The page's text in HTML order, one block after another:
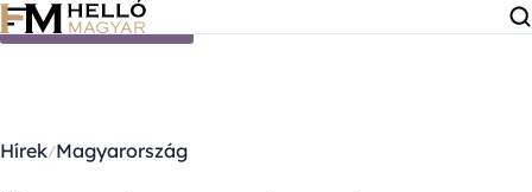
Ugrás a tartalomra
Hírek Magyarország